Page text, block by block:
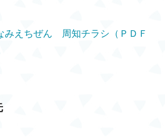
みえちぜん 周知チラシ（ＰＤＦ